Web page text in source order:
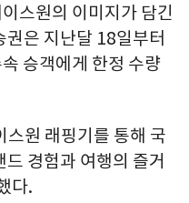
스원의 이미지가 담긴
은 지난달 18일부터
승객에게 한정 수량
원 래핑기를 통해 국
드 경험과 여행의 즐거
다.